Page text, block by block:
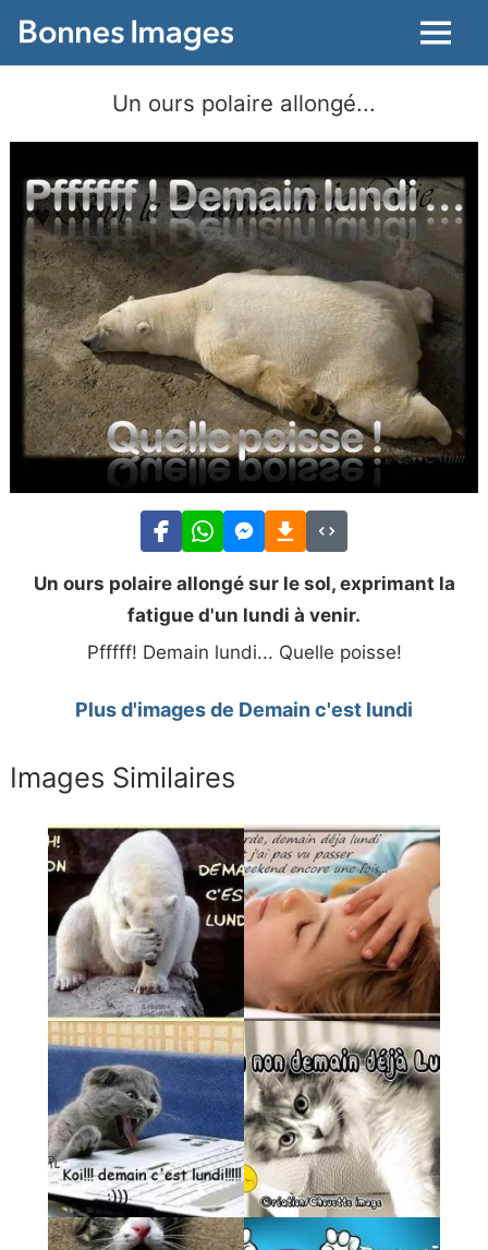
Menu
Un ours polaire allongé...
Un ours polaire allongé sur le sol, exprimant la
fatigue d'un lundi à venir.
Pfffff! Demain lundi... Quelle poisse!
Plus d'images de Demain c'est lundi
Images Similaires